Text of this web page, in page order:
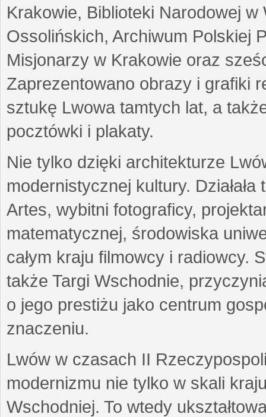
Krakowie, Biblioteki Narodowej
Ossolińskich, Archiwum Polskiej
Misjonarzy w Krakowie oraz
Zaprezentowano obrazy i grafiki
sztukę Lwowa tamtych lat, a
pocztówki i plakaty.
Nie tylko dzięki architekturze
modernistycznej kultury.
Artes, wybitni fotograficy,
matematycznej, środowiska
całym kraju filmowcy i radiowcy.
także Targi Wschodnie,
o jego prestiżu jako centrum
znaczeniu.
Lwów w czasach II
modernizmu nie tylko w skali
Wschodniej. To wtedy